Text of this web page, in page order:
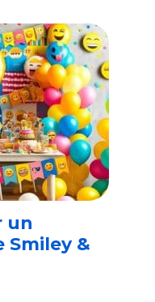
un
Smiley &